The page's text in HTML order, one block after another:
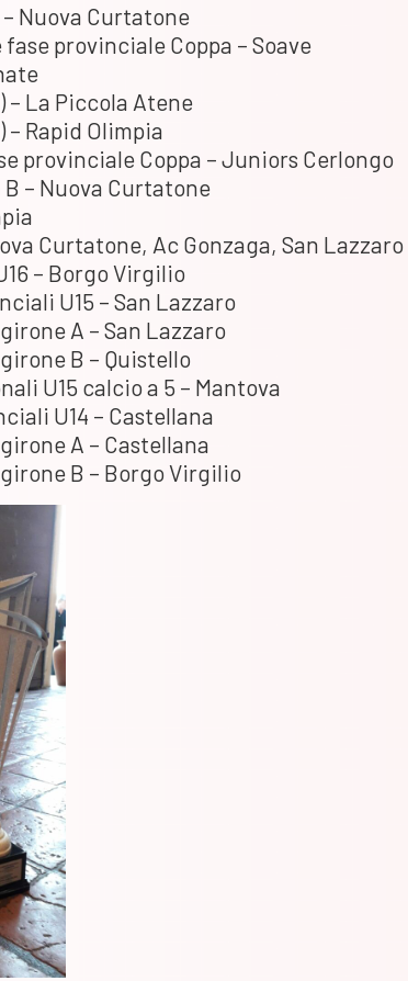
Nuova Curtatone
provinciale Coppa – Soave
– La Piccola Atene
– Rapid Olimpia
provinciale Coppa – Juniors Cerlongo
– Nuova Curtatone
Curtatone, Ac Gonzaga, San Lazzaro
– Borgo Virgilio
U15 – San Lazzaro
A – San Lazzaro
B – Quistello
U15 calcio a 5 – Mantova
U14 – Castellana
A – Castellana
B – Borgo Virgilio